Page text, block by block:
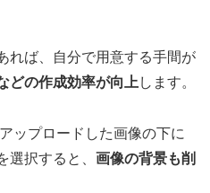
れば、自分で用意する手間が
どの作成効率が向上します。
ップロードした画像の下に
選択すると、 画像の背景も削